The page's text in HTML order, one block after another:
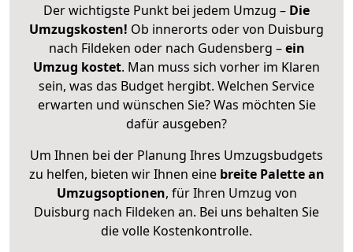
Der wichtigste Punkt bei jedem Umzug – Die
Umzugskosten! Ob innerorts oder von Duisburg
nach Fildeken oder nach Gudensberg –ein
Umzug kostet. Man muss sich vorher im Klaren
sein, was das Budget hergibt. Welchen Service
erwarten und wünschen Sie? Was möchten Sie
dafür ausgeben?
Um Ihnen bei der Planung Ihres Umzugsbudgets
zu helfen, bieten wir Ihnen eine breite Palette an
Umzugsoptionen, für Ihren Umzug von
Duisburg nach Fildeken an. Bei uns behalten Sie
die volle Kostenkontrolle.